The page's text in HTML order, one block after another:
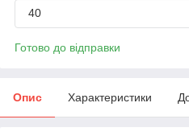
40
Готово до відправки
Опис Характеристики